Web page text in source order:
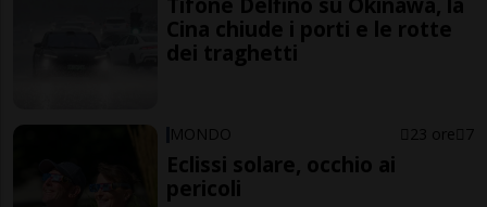
Cina chiude i porti e le rotte
dei traghetti
MONDO 23 ore 7
Eclissi solare, occhio ai
pericoli